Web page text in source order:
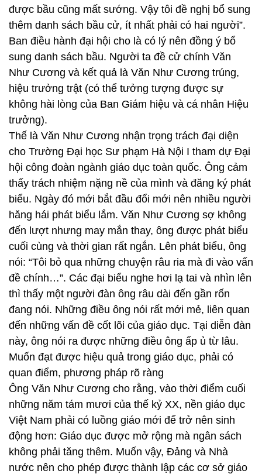
được bầu cũng mất sướng. Vậy tôi đề nghị bổ sung
thêm danh sách bầu cử, ít nhất phải có hai người”.
Ban điều hành đại hội cho là có lý nên đồng ý bổ
sung danh sách bầu. Người ta đề cử chính Văn
Như Cương và kết quả là Văn Như Cương trúng,
hiệu trưởng trật (có thể tưởng tượng được sự
không hài lòng của Ban Giám hiệu và cá nhân Hiệu
trưởng).
Thế là Văn Như Cương nhận trọng trách đại diện
cho Trường Đại học Sư phạm Hà Nội I tham dự Đại
hội công đoàn ngành giáo dục toàn quốc. Ông cảm
thấy trách nhiệm nặng nề của mình và đăng ký phát
biểu. Ngày đó mới bắt đầu đổi mới nên nhiều người
hăng hái phát biểu lắm. Văn Như Cương sợ không
đến lượt nhưng may mắn thay, ông được phát biểu
cuối cùng và thời gian rất ngắn. Lên phát biểu, ông
nói: “Tôi bỏ qua những chuyện râu ria mà đi vào vấn
đề chính…”. Các đại biểu nghe hơi lạ tai và nhìn lên
thì thấy một người đàn ông râu dài đến gần rốn
đang nói. Những điều ông nói rất mới mẻ, liên quan
đến những vấn đề cốt lõi của giáo dục. Tại diễn đàn
này, ông nói ra được những điều ông ấp ủ từ lâu.
Muốn đạt được hiệu quả trong giáo dục, phải có
quan điểm, phương pháp rõ ràng
Ông Văn Như Cương cho rằng, vào thời điểm cuối
những năm tám mươi của thế kỷ XX, nền giáo dục
Việt Nam phải có luồng giáo mới để trở nên sinh
động hơn: Giáo dục được mở rộng mà ngân sách
không phải tăng thêm. Muốn vậy, Đảng và Nhà
nước nên cho phép được thành lập các cơ sở giáo